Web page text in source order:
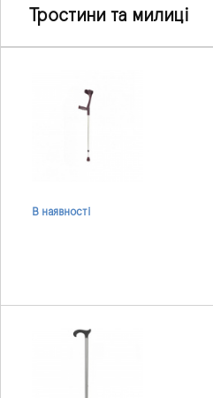
Тростини та милиці
В наявності